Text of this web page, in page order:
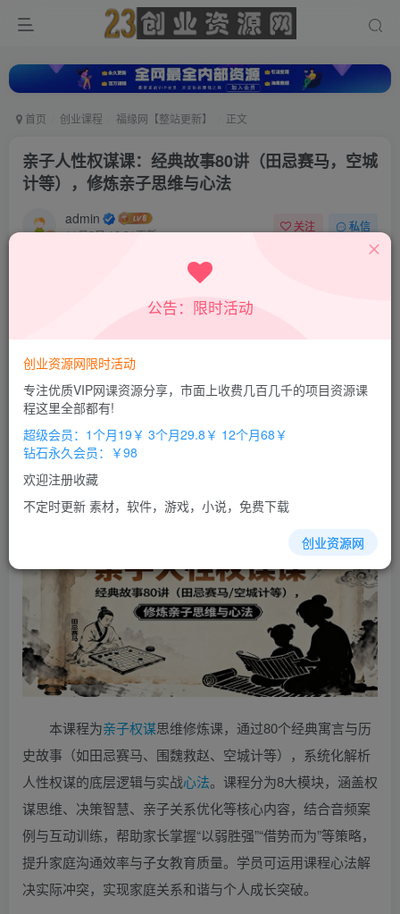
首页 创业课程 福缘网【整站更新】 正文
亲子人性权谋课：经典故事80讲（田忌赛马，空城
计等），修炼亲子思维与心法
admin
11月2日 16:21更新
关注 私信
超级会员
立即购买
您当前未登录！建议登陆后购买，办理会员包月更省钱，可保存购
本课程为亲子权谋思维修炼课，通过80个经典寓言与历
史故事（如田忌赛马、围魏救赵、空城计等），系统化解析
人性权谋的底层逻辑与实战心法。课程分为8大模块，涵盖权
谋思维、决策智慧、亲子关系优化等核心内容，结合音频案
例与互动训练，帮助家长掌握“以弱胜强”“借势而为”等策略，
提升家庭沟通效率与子女教育质量。学员可运用课程心法解
决实际冲突，实现家庭关系和谐与个人成长突破。
公告：限时活动
创业资源网限时活动
专注优质VIP网课资源分享，市面上收费几百几千的项目资源课
程这里全部都有!
超级会员：1个月19￥ 3个月29.8￥ 12个月68￥
钻石永久会员：￥98
欢迎注册收藏
不定时更新 素材，软件，游戏，小说，免费下载
创业资源网